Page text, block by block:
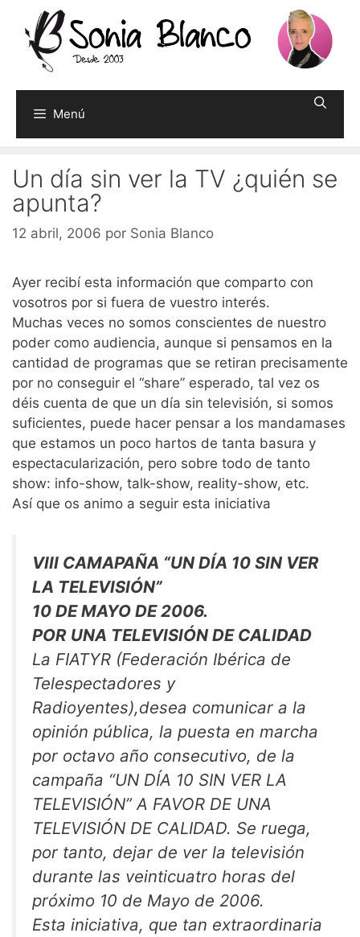
contenido
Menú
Un día sin ver la TV ¿quién se
apunta?
12 abril, 2006 por Sonia Blanco
Ayer recibí esta información que comparto con
vosotros por si fuera de vuestro interés.
Muchas veces no somos conscientes de nuestro
poder como audiencia, aunque si pensamos en la
cantidad de programas que se retiran precisamente
por no conseguir el “share” esperado, tal vez os
déis cuenta de que un día sin televisión, si somos
suficientes, puede hacer pensar a los mandamases
que estamos un poco hartos de tanta basura y
espectacularización, pero sobre todo de tanto
show: info-show, talk-show, reality-show, etc.
Así que os animo a seguir esta iniciativa
VIII CAMAPAÑA “UN DÍA 10 SIN VER
LA TELEVISIÓN”
10 DE MAYO DE 2006.
POR UNA TELEVISIÓN DE CALIDAD
La FIATYR (Federación Ibérica de
Telespectadores y
Radioyentes),desea comunicar a la
opinión pública, la puesta en marcha
por octavo año consecutivo, de la
campaña “UN DÍA 10 SIN VER LA
TELEVISIÓN” A FAVOR DE UNA
TELEVISIÓN DE CALIDAD. Se ruega,
por tanto, dejar de ver la televisión
durante las veinticuatro horas del
próximo 10 de Mayo de 2006.
Esta iniciativa, que tan extraordinaria